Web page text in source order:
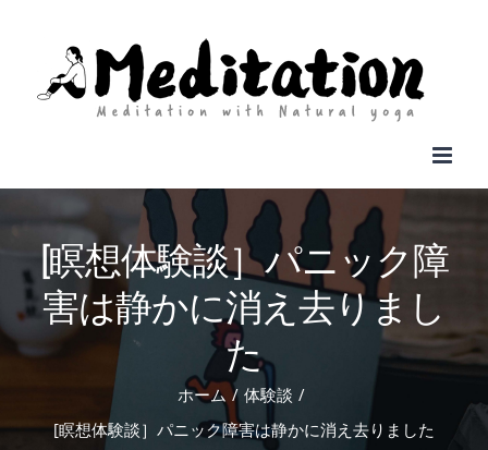
content
[瞑想体験談］パニック障
害は静かに消え去りまし
た
ホーム
体験談
[瞑想体験談］パニック障害は静かに消え去りました